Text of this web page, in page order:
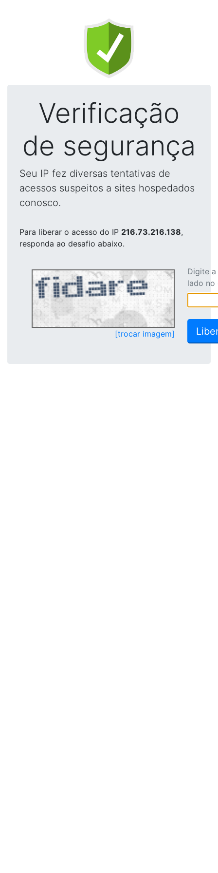
Verificação
de segurança
Seu IP fez diversas tentativas de
acessos suspeitos a sites hospedados
conosco.
Para liberar o acesso do IP 216.73.216.138,
responda ao desafio abaixo.
[trocar imagem]
Digite
lado no